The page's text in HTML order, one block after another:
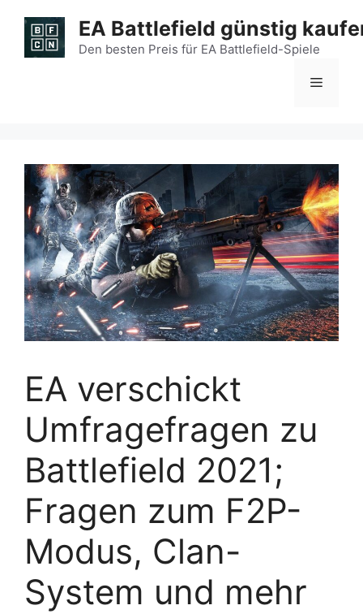
Inhalt
springen
EA Battlefield günstig
Den besten Preis für EA Battlefield-Spiele
Menü
EA verschickt
Umfragefragen zu
Battlefield 2021;
Fragen zum F2P-
Modus, Clan-
System und mehr